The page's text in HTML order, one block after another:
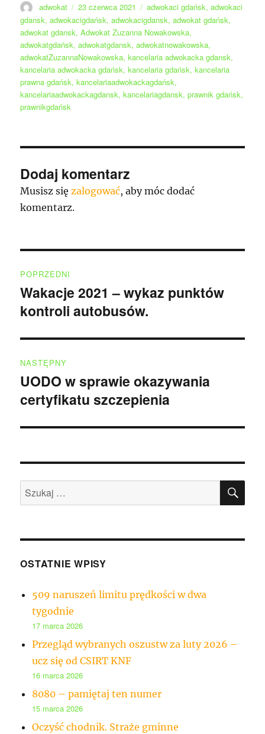
Autor
adwokat
Data
publikacji
23 czerwca 2021 Tagi
adwokaci gdańsk,adwokaci
gdansk,adwokacigdańsk,adwokacigdansk,adwokat gdańsk,
adwokat gdansk,Adwokat Zuzanna Nowakowska,
adwokatgdańsk,adwokatgdansk,adwokatnowakowska,
adwokatZuzannaNowakowska,kancelaria adwokacka gdansk,
kancelaria adwokacka gdańsk,kancelaria gdańsk,kancelaria
prawna gdańsk,kancelariaadwokackagdańsk,
kancelariaadwokackagdansk,kancelariagdansk,prawnik gdańsk,
prawnikgdańsk
Dodaj komentarz
Musisz sięzalogować, aby móc dodać
komentarz.
wpisu
POPRZEDNI
Poprzedni
wpis:
Wakacje 2021 – wykaz punktów
kontroli autobusów.
NASTĘPNY
Następny
wpis:
UODO w sprawie okazywania
certyfikatu szczepienia
Szukaj:
OSTATNIE WPISY
509 naruszeń limitu prędkości w dwa
tygodnie
17 marca 2026
Przegląd wybranych oszustw za luty 2026 –
ucz się od CSIRT KNF
16 marca 2026
8080 – pamiętaj ten numer
15 marca 2026
Oczyść chodnik. Straże gminne